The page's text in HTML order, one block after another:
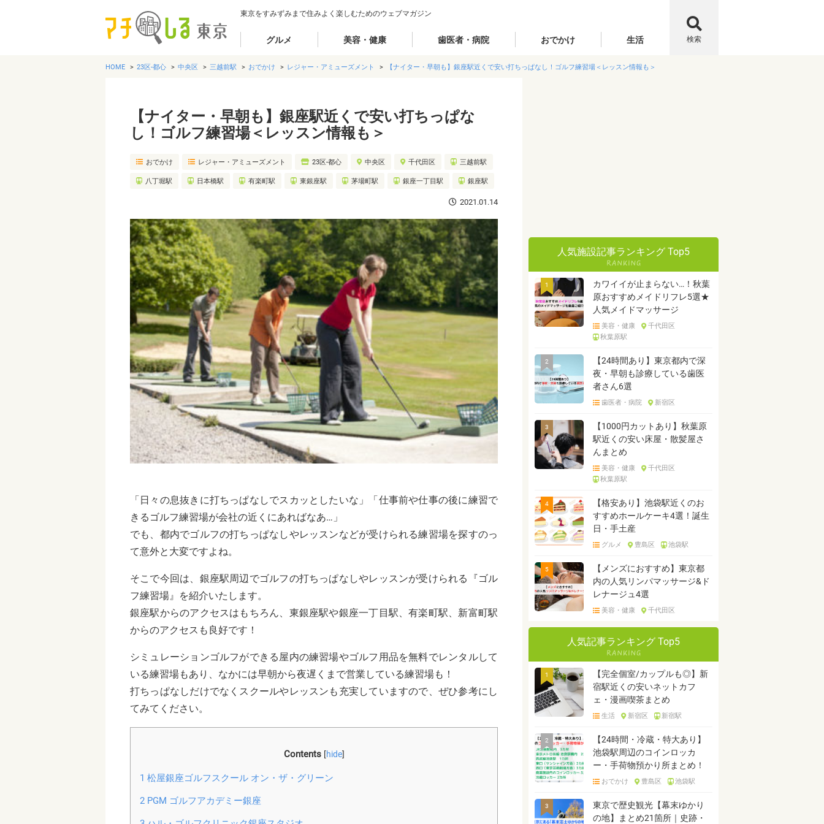
東京をすみずみまで住みよく楽しむためのウェブマガジン
グルメ 美容・健康 歯医者・病院 おでかけ 生活 検索
HOME 23区-都心 中央区 三越前駅 おでかけ レジャー・アミューズメント 【ナイター・早朝も】銀座駅近くで安い打ちっぱなし！ゴルフ練習場＜レッスン情報も＞
【ナイター・早朝も】銀座駅近くで安い打ちっぱな
し！ゴルフ練習場＜レッスン情報も＞
おでかけ レジャー・アミューズメント 23区-都心 中央区 千代田区 三越前駅
八丁堀駅 日本橋駅 有楽町駅 東銀座駅 茅場町駅 銀座一丁目駅 銀座駅
2021.01.14
「日々の息抜きに打ちっぱなしでスカッとしたいな」「仕事前や仕事の後に練習で
きるゴルフ練習場が会社の近くにあればなあ…」
でも、都内でゴルフの打ちっぱなしやレッスンなどが受けられる練習場を探すのっ
て意外と大変ですよね。
そこで今回は、銀座駅周辺でゴルフの打ちっぱなしやレッスンが受けられる『ゴル
フ練習場』を紹介いたします。
銀座駅からのアクセスはもちろん、東銀座駅や銀座一丁目駅、有楽町駅、新富町駅
からのアクセスも良好です！
シミュレーションゴルフができる屋内の練習場やゴルフ用品を無料でレンタルして
いる練習場もあり、なかには早朝から夜遅くまで営業している練習場も！
打ちっぱなしだけでなくスクールやレッスンも充実していますので、ぜひ参考にし
てみてください。
Contents [hide]
1 松屋銀座ゴルフスクール オン・ザ・グリーン
2PGM ゴルフアカデミー銀座
人気施設記事ランキング Top5
1
カワイイが止まらない…！秋葉
原おすすめメイドリフレ5選★
人気メイドマッサージ
美容・健康
千代田区
秋葉原駅
2
【24時間あり】東京都内で深
夜・早朝も診療している歯医
者さん6選
歯医者・病院 新宿区
3
【1000円カットあり】秋葉原
駅近くの安い床屋・散髪屋さ
んまとめ
美容・健康
千代田区
秋葉原駅
4
【格安あり】池袋駅近くのお
すすめホールケーキ4選！誕生
日・手土産
グルメ 豊島区 池袋駅
5
【メンズにおすすめ】東京都
内の人気リンパマッサージ&ド
レナージュ4選
美容・健康 千代田区
人気記事ランキング Top5
1
【完全個室/カップルも◎】新
宿駅近くの安いネットカフ
ェ・漫画喫茶まとめ
生活 新宿区 新宿駅
2
【24時間・冷蔵・特大あり】
池袋駅周辺のコインロッカ
ー・手荷物預かり所まとめ！
おでかけ 豊島区 池袋駅
3
東京で歴史観光【幕末ゆかり
の地】まとめ21箇所｜史跡・